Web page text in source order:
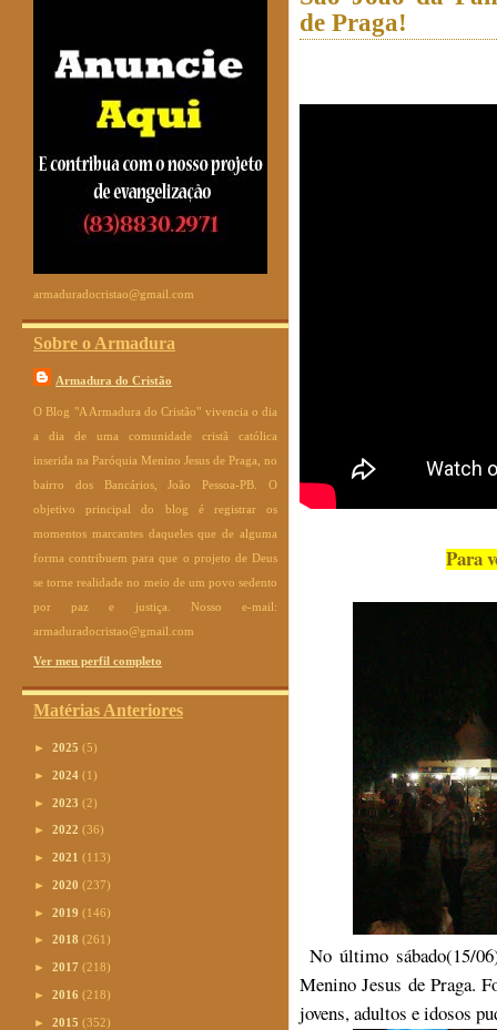
armaduradocristao@gmail.com
Sobre o Armadura
Armadura do Cristão
O Blog "A Armadura do Cristão" vivencia o dia
a dia de uma comunidade cristã católica
inserida na Paróquia Menino Jesus de Praga, no
bairro dos Bancários, João Pessoa-PB. O
objetivo principal do blog é registrar os
momentos marcantes daqueles que de alguma
forma contribuem para que o projeto de Deus
se torne realidade no meio de um povo sedento
por paz e justiça. Nosso e-mail:
armaduradocristao@gmail.com
Ver meu perfil completo
Matérias Anteriores
► 2025 (5)
► 2024 (1)
► 2023 (2)
► 2022 (36)
► 2021 (113)
► 2020 (237)
► 2019 (146)
► 2018 (261)
► 2017 (218)
► 2016 (218)
► 2015 (352)
de Praga!
Para
No último sábado(15/
Menino Jesus de Praga.
jovens, adultos e idosos